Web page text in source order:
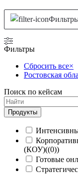
Фильтры
Сбросить все×
Ростовская
Поиск по кейсам
Продукты
(КОУ)((0))
Готовые